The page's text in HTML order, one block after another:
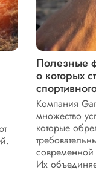
Полезные
о которых
Компания
множество
которые
современной
Их